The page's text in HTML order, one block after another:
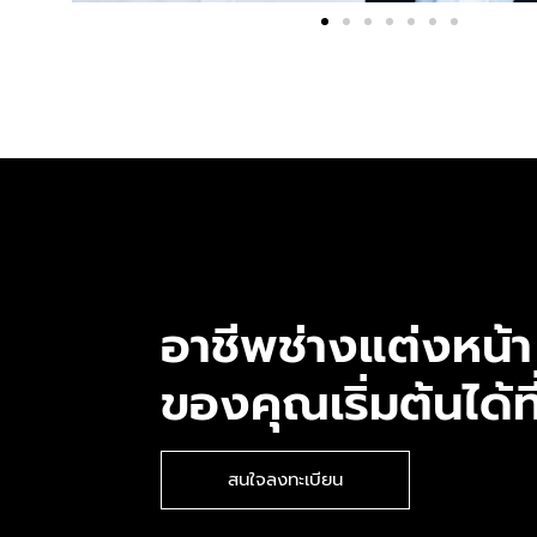
อาชีพช่างแต่งหน้า
ของคุณเริ่มต้นได้
สนใจลงทะเบียน